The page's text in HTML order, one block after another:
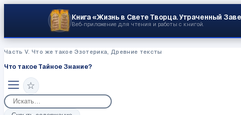
Книга «Жизнь в Свете Творца.Утраченный
Веб‑приложение для чтения и работы с книгой.
Часть V. Что же такое Эзотерика, Древние тексты
Что такое Тайное Знание?
☆